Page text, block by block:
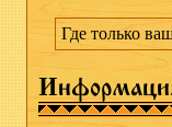
Где только